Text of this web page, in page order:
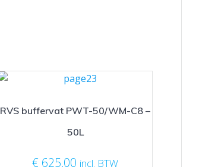
RVS buffervat PWT-50/WM-C8 –
50L
€ 625,00 incl. BTW